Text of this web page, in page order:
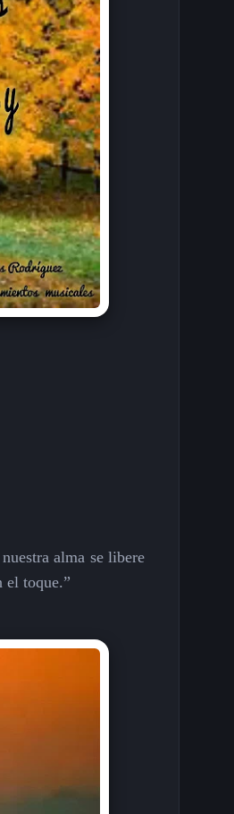
alma se libere
el toque.”